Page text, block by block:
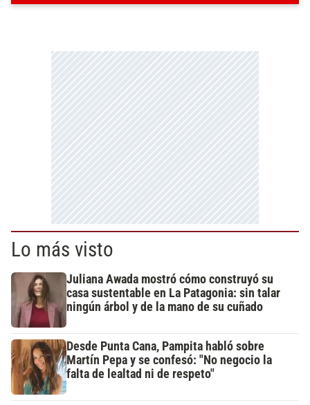
Lo más visto
Juliana Awada mostró cómo construyó su
casa sustentable en La Patagonia: sin talar
ningún árbol y de la mano de su cuñado
Desde Punta Cana, Pampita habló sobre
Martín Pepa y se confesó: "No negocio la
falta de lealtad ni de respeto"